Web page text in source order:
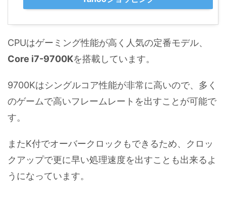
CPUはゲーミング性能が高く人気の定番モデル、
Core i7-9700Kを搭載しています。
9700Kはシングルコア性能が非常に高いので、多く
のゲームで高いフレームレートを出すことが可能で
す。
またK付でオーバークロックもできるため、クロッ
クアップで更に早い処理速度を出すことも出来るよ
うになっています。